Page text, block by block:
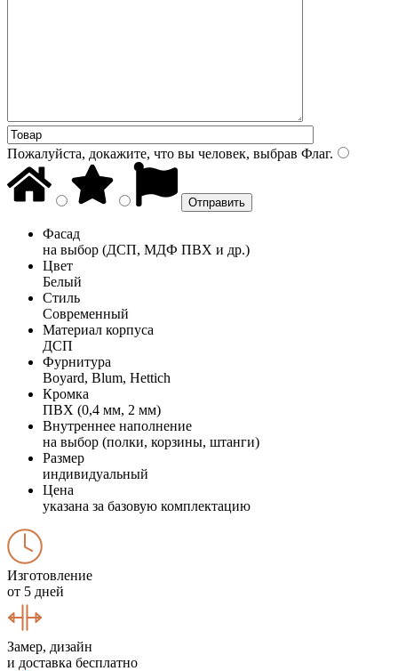
Пожалуйста, докажите, что вы человек, выбрав Флаг.
Фасад
на выбор (ДСП, МДФ ПВХ и др.)
Цвет
Белый
Стиль
Современный
Материал корпуса
ДСП
Фурнитура
Boyard, Blum, Hettich
Кромка
ПВХ (0,4 мм, 2 мм)
Внутреннее наполнение
на выбор (полки, корзины, штанги)
Размер
индивидуальный
Цена
указана за базовую комплектацию
Изготовление
от 5 дней
Замер, дизайн
и доставка бесплатно